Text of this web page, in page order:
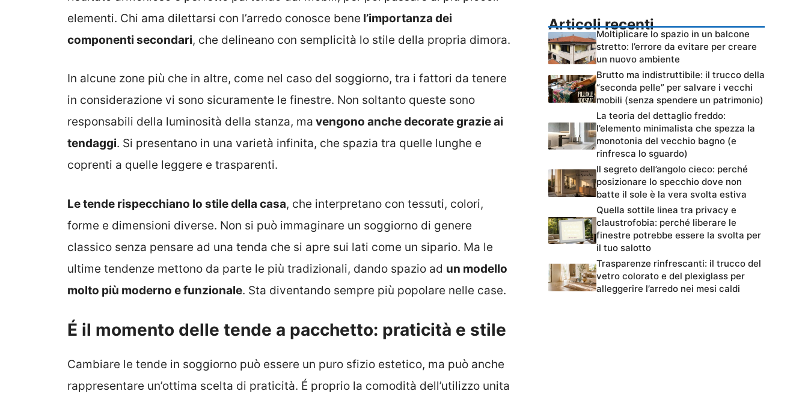
elementi. Chi ama dilettarsi con l’arredo conosce bene l’importanza dei
componenti secondari, che delineano con semplicità lo stile della propria dimora.
In alcune zone più che in altre, come nel caso del soggiorno, tra i fattori da tenere
in considerazione vi sono sicuramente le finestre. Non soltanto queste sono
responsabili della luminosità della stanza, ma vengono anche decorate grazie ai
tendaggi. Si presentano in una varietà infinita, che spazia tra quelle lunghe e
coprenti a quelle leggere e trasparenti.
Le tende rispecchiano lo stile della casa, che interpretano con tessuti, colori,
forme e dimensioni diverse. Non si può immaginare un soggiorno di genere
classico senza pensare ad una tenda che si apre sui lati come un sipario. Ma le
ultime tendenze mettono da parte le più tradizionali, dando spazio ad un modello
molto più moderno e funzionale. Sta diventando sempre più popolare nelle case.
É il momento delle tende a pacchetto: praticità e stile
Cambiare le tende in soggiorno può essere un puro sfizio estetico, ma può anche
rappresentare un’ottima scelta di praticità. É proprio la comodità dell’utilizzo unita
Articoli recenti
Moltiplicare lo spazio in un balcone
stretto: l’errore da evitare per creare
un nuovo ambiente
Brutto ma indistruttibile: il trucco della
“seconda pelle” per salvare i vecchi
mobili (senza spendere un patrimonio)
La teoria del dettaglio freddo:
l’elemento minimalista che spezza la
monotonia del vecchio bagno (e
rinfresca lo sguardo)
Il segreto dell’angolo cieco: perché
posizionare lo specchio dove non
batte il sole è la vera svolta estiva
Quella sottile linea tra privacy e
claustrofobia: perché liberare le
finestre potrebbe essere la svolta per
il tuo salotto
Trasparenze rinfrescanti: il trucco del
vetro colorato e del plexiglass per
alleggerire l’arredo nei mesi caldi